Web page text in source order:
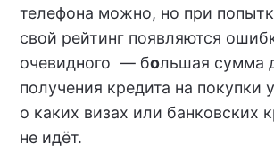
телефона можно, но при
свой рейтинг появляются
очевидного — большая сумма
получения кредита на покупки
о каких визах или банковских
не идёт.